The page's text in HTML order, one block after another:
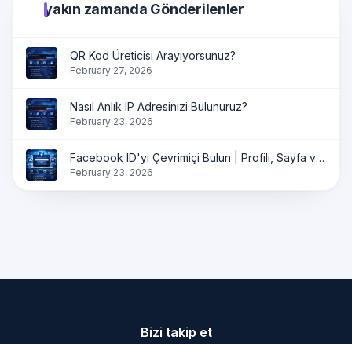
yakın zamanda Gönderilenler
QR Kod Üreticisi Arayıyorsunuz?
February 27, 2026
Nasıl Anlık IP Adresinizi Bulunuruz?
February 23, 2026
Facebook ID'yi Çevrimiçi Bulun | Profili, Sayfa ve Grup ID'yi Anında Alın
February 23, 2026
Bizi takip et